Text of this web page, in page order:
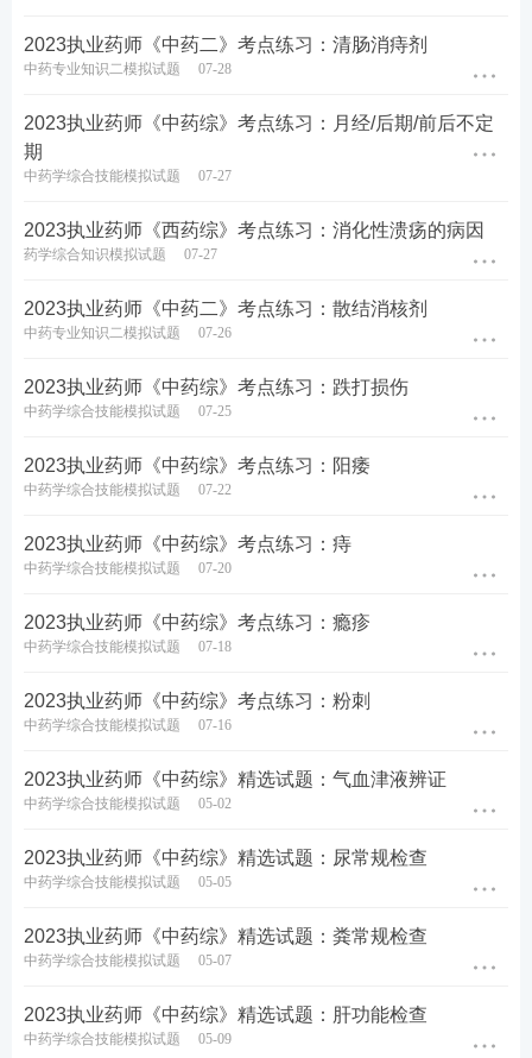
2023执业药师《中药二》考点练习：清肠消痔剂
中药专业知识二模拟试题 07-28
2023执业药师《中药综》考点练习：月经/后期/前后不定
期
中药学综合技能模拟试题 07-27
2023执业药师《西药综》考点练习：消化性溃疡的病因
药学综合知识模拟试题 07-27
2023执业药师《中药二》考点练习：散结消核剂
中药专业知识二模拟试题 07-26
2023执业药师《中药综》考点练习：跌打损伤
中药学综合技能模拟试题 07-25
2023执业药师《中药综》考点练习：阳痿
中药学综合技能模拟试题 07-22
2023执业药师《中药综》考点练习：痔
中药学综合技能模拟试题 07-20
2023执业药师《中药综》考点练习：瘾疹
中药学综合技能模拟试题 07-18
2023执业药师《中药综》考点练习：粉刺
中药学综合技能模拟试题 07-16
2023执业药师《中药综》精选试题：气血津液辨证
中药学综合技能模拟试题 05-02
2023执业药师《中药综》精选试题：尿常规检查
中药学综合技能模拟试题 05-05
2023执业药师《中药综》精选试题：粪常规检查
中药学综合技能模拟试题 05-07
2023执业药师《中药综》精选试题：肝功能检查
中药学综合技能模拟试题 05-09